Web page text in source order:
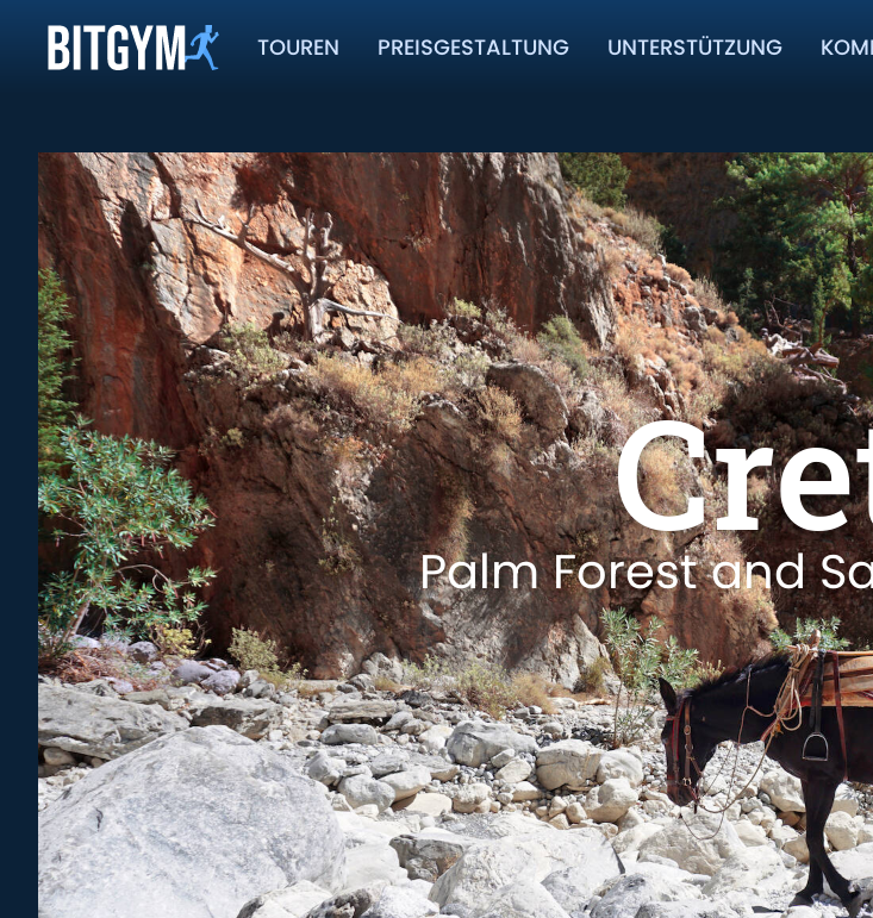
TOUREN PREISGESTALTUNG UNTERSTÜTZUNG
Palm Forest and